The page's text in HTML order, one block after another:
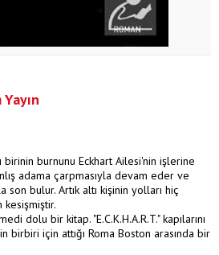
birinin burnunu Eckhart Ailesi'nin işlerine
adama çarpmasıyla devam eder ve
son bulur. Artık altı kişinin yolları hiç
dolu bir kitap. "E.C.K.H.A.R.T." kapılarını
birbiri için attığı Roma Boston arasında bir